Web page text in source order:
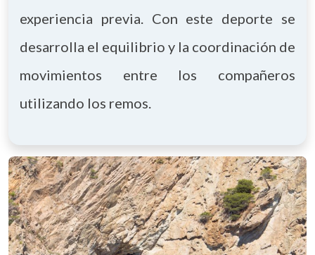
experiencia previa. Con este deporte se
desarrolla el equilibrio y la coordinación de
movimientos entre los compañeros
utilizando los remos.